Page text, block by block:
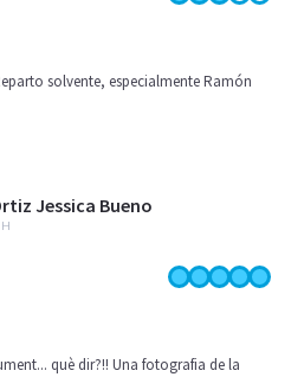
solvente, especialmente Ramón
Jessica Bueno
què dir?!! Una fotografia de la